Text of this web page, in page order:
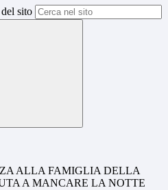
sito
ALLA FAMIGLIA DELLA
A MANCARE LA NOTTE